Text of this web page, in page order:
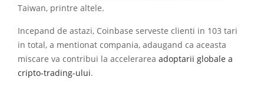
Taiwan, printre altele.
Incepand de astazi, Coinbase serveste clienti in 103 tari
in total, a mentionat compania, adaugand ca aceasta
miscare va contribui la accelerarea adoptarii globale a
cripto-trading-ului.